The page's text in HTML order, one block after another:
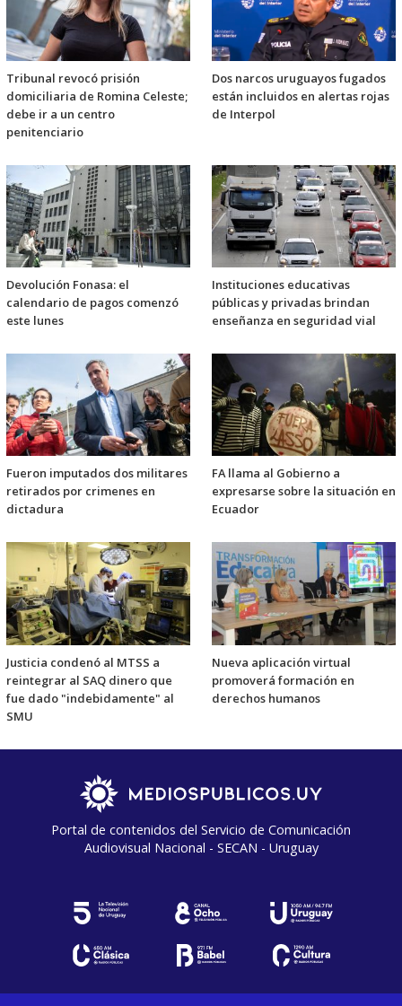
Tribunal revocó prisión
domiciliaria de Romina Celeste;
debe ir a un centro
penitenciario
Dos narcos uruguayos fugados
están incluidos en alertas rojas
de Interpol
Devolución Fonasa: el
calendario de pagos comenzó
este lunes
Instituciones educativas
públicas y privadas brindan
enseñanza en seguridad vial
Fueron imputados dos militares
retirados por crimenes en
dictadura
FA llama al Gobierno a
expresarse sobre la situación en
Ecuador
Justicia condenó al MTSS a
reintegrar al SAQ dinero que
fue dado "indebidamente" al
SMU
Nueva aplicación virtual
promoverá formación en
derechos humanos
Portal de contenidos del Servicio de Comunicación
Audiovisual Nacional - SECAN - Uruguay